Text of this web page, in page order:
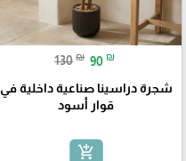
130 ₪ 90 ₪
شجرة دراسينا صناعية داخلية في
قوار أسود
add_shopping_cart